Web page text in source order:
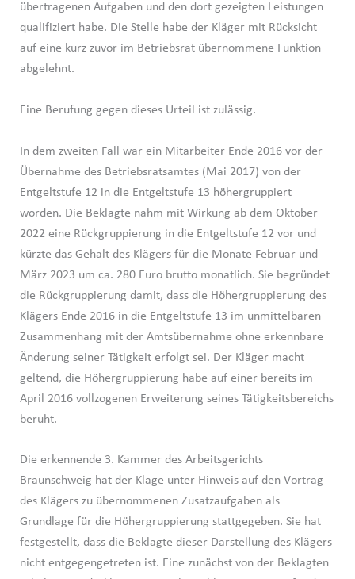
übertragenen Aufgaben und den dort gezeigten Leistungen
qualifiziert habe. Die Stelle habe der Kläger mit Rücksicht
auf eine kurz zuvor im Betriebsrat übernommene Funktion
abgelehnt.
Eine Berufung gegen dieses Urteil ist zulässig.
In dem zweiten Fall war ein Mitarbeiter Ende 2016 vor der
Übernahme des Betriebsratsamtes (Mai 2017) von der
Entgeltstufe 12 in die Entgeltstufe 13 höhergruppiert
worden. Die Beklagte nahm mit Wirkung ab dem Oktober
2022 eine Rückgruppierung in die Entgeltstufe 12 vor und
kürzte das Gehalt des Klägers für die Monate Februar und
März 2023 um ca. 280 Euro brutto monatlich. Sie begründet
die Rückgruppierung damit, dass die Höhergruppierung des
Klägers Ende 2016 in die Entgeltstufe 13 im unmittelbaren
Zusammenhang mit der Amtsübernahme ohne erkennbare
Änderung seiner Tätigkeit erfolgt sei. Der Kläger macht
geltend, die Höhergruppierung habe auf einer bereits im
April 2016 vollzogenen Erweiterung seines Tätigkeitsbereichs
beruht.
Die erkennende 3. Kammer des Arbeitsgerichts
Braunschweig hat der Klage unter Hinweis auf den Vortrag
des Klägers zu übernommenen Zusatzaufgaben als
Grundlage für die Höhergruppierung stattgegeben. Sie hat
festgestellt, dass die Beklagte dieser Darstellung des Klägers
nicht entgegengetreten ist. Eine zunächst von der Beklagten